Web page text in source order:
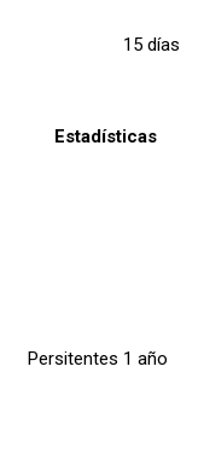
15 días
Estadísticas
Persitentes 1 año